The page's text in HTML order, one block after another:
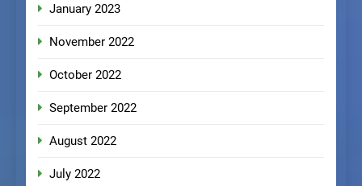
January 2023
November 2022
October 2022
September 2022
August 2022
July 2022